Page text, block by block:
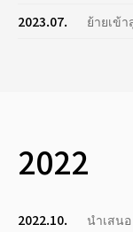
2023.07.
ย้ายเข้
2022
2022.10.
นำเสน